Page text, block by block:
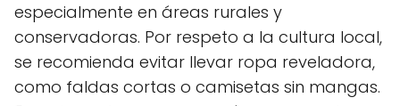
especialmente en áreas rurales y
conservadoras. Por respeto a la cultura local,
se recomienda evitar llevar ropa reveladora,
como faldas cortas o camisetas sin mangas.